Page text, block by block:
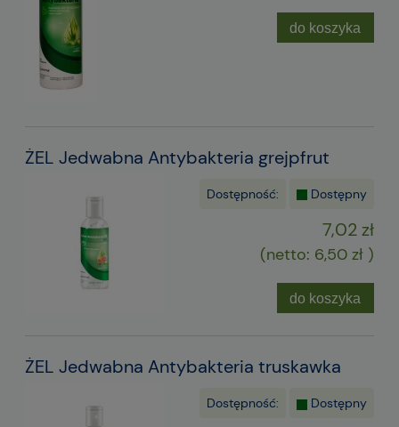
do koszyka
ŻEL Jedwabna Antybakteria grejpfrut
Dostępność: Dostępny
7,02 zł
(netto: 6,50 zł )
do koszyka
ŻEL Jedwabna Antybakteria truskawka
Dostępność: Dostępny